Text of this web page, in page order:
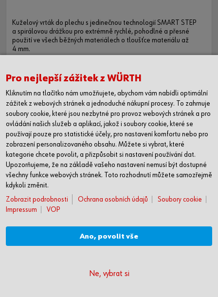
Kuželový vrták do plechu s jedinečnou technologií SMART STEP
a spirálovou drážkou pro extrémně rychlé, pohodlné a přesné
použití ve všech běžných materiálech o tloušťce materiálu až
4 mm.
Vrtáky
Detail produktu
Pro nejlepší zážitek z WÜRTH
Kliknutím na tlačítko nám umožňujete, abychom vám nabídli optimální
zážitek z webových stránek a jednoduché nákupní procesy. To zahrnuje
soubory cookie, které jsou nezbytné pro provoz webových stránek a pro
ovládání našich služeb a aplikací, jakož i soubory cookie, které se
používají pouze pro statistické účely, pro nastavení komfortu nebo pro
zobrazení personalizovaného obsahu. Můžete si vybrat, které
kategorie chcete povolit, a přizpůsobit si nastavení používání dat.
Upozorňujeme, že na základě vašeho nastavení nemusí být dostupné
všechny funkce webových stránek. Toto rozhodnutí můžete samozřejmě
kdykoli změnit.
Zobrazit podrobnosti
Ochrana osobních údajů
Soubory cookie
Impressum
VOP
Ano, povolit vše
Ne, vybrat si